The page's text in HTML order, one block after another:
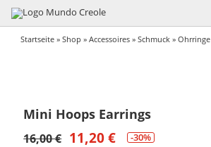
Startseite »Shop »Accessoires »Schmuck »Ohrringe
Mini Hoops Earrings
16,00€ 11,20€ -30%